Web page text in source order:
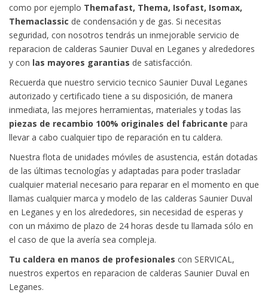
como por ejemplo Themafast, Thema, Isofast, Isomax,
Themaclassic de condensación y de gas. Si necesitas
seguridad, con nosotros tendrás un inmejorable servicio de
reparacion de calderas Saunier Duval en Leganes y alrededores
y con las mayores garantias de satisfacción.
Recuerda que nuestro servicio tecnico Saunier Duval Leganes
autorizado y certificado tiene a su disposición, de manera
inmediata, las mejores herramientas, materiales y todas las
piezas de recambio 100% originales del fabricante para
llevar a cabo cualquier tipo de reparación en tu caldera.
Nuestra flota de unidades móviles de asustencia, están dotadas
de las últimas tecnologías y adaptadas para poder trasladar
cualquier material necesario para reparar en el momento en que
llamas cualquier marca y modelo de las calderas Saunier Duval
en Leganes y en los alrededores, sin necesidad de esperas y
con un máximo de plazo de 24 horas desde tu llamada sólo en
el caso de que la avería sea compleja.
Tu caldera en manos de profesionales con SERVICAL,
nuestros expertos en reparacion de calderas Saunier Duval en
Leganes.